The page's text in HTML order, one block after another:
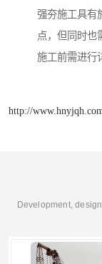
强夯施工具有
点，但同时也
施工前需进行
http://
Development,